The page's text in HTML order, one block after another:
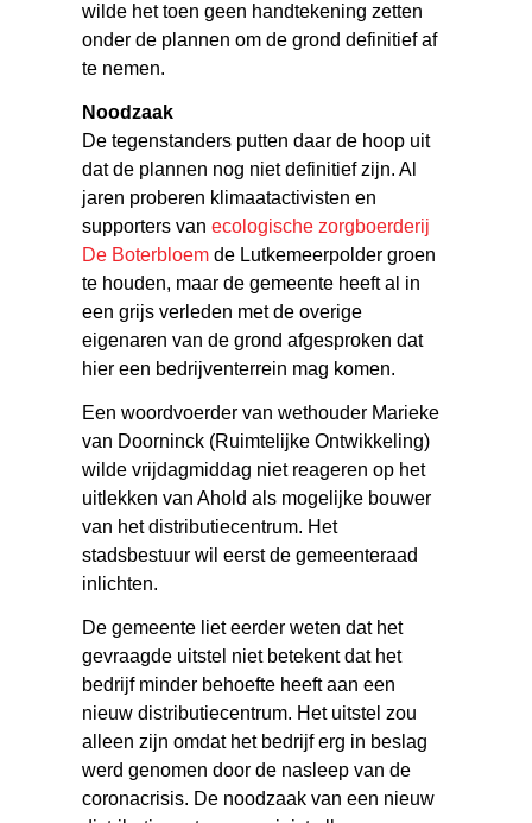
wilde het toen geen handtekening zetten
onder de plannen om de grond definitief af
te nemen.
Noodzaak
De tegenstanders putten daar de hoop uit
dat de plannen nog niet definitief zijn. Al
jaren proberen klimaatactivisten en
supporters vanecologische zorgboerderij
De Boterbloem de Lutkemeerpolder groen
te houden, maar de gemeente heeft al in
een grijs verleden met de overige
eigenaren van de grond afgesproken dat
hier een bedrijventerrein mag komen.
Een woordvoerder van wethouder Marieke
van Doorninck (Ruimtelijke Ontwikkeling)
wilde vrijdagmiddag niet reageren op het
uitlekken van Ahold als mogelijke bouwer
van het distributiecentrum. Het
stadsbestuur wil eerst de gemeenteraad
inlichten.
De gemeente liet eerder weten dat het
gevraagde uitstel niet betekent dat het
bedrijf minder behoefte heeft aan een
nieuw distributiecentrum. Het uitstel zou
alleen zijn omdat het bedrijf erg in beslag
werd genomen door de nasleep van de
coronacrisis. De noodzaak van een nieuw